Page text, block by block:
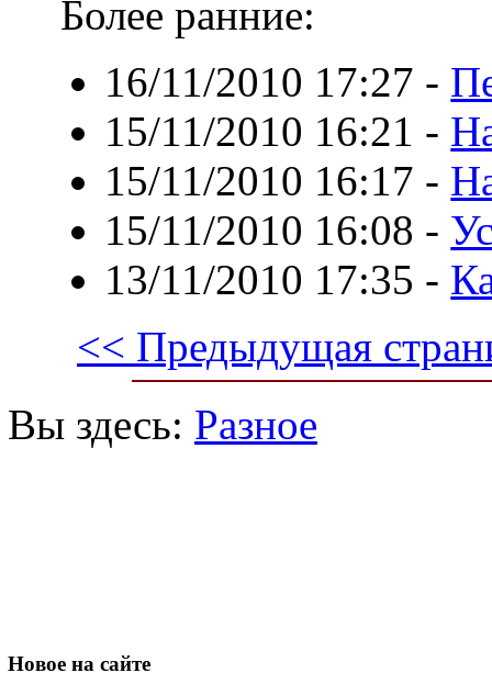
Более ранние:
16/11/2010 17:27 -
15/11/2010 16:21 -
15/11/2010 16:17 -
15/11/2010 16:08 -
13/11/2010 17:35 -
<< Предыдущая
Вы здесь: Разное
Новое на сайте